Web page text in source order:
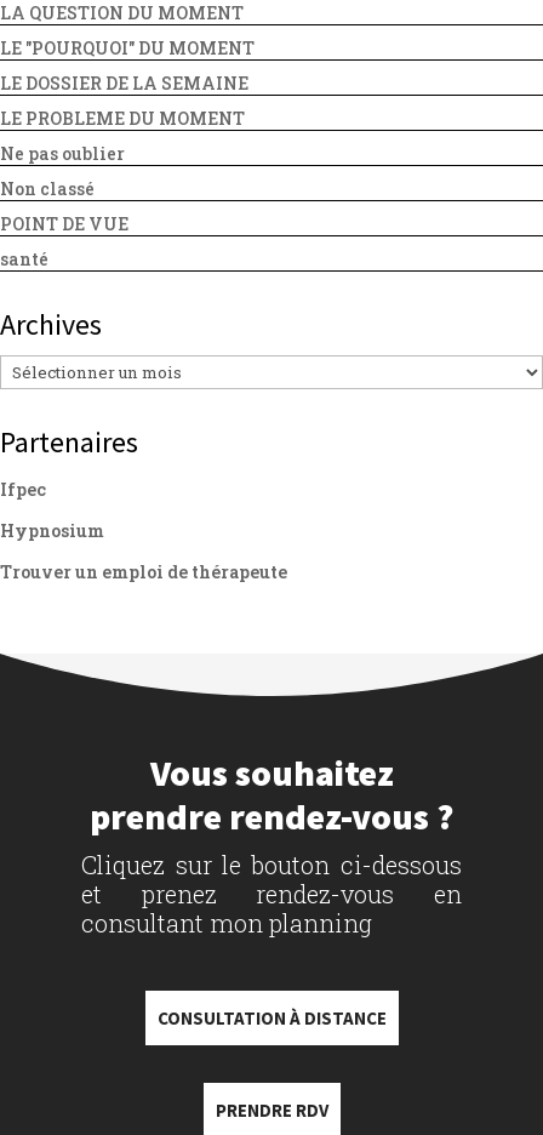
LA QUESTION DU MOMENT
LE "POURQUOI" DU MOMENT
LE DOSSIER DE LA SEMAINE
LE PROBLEME DU MOMENT
Ne pas oublier
Non classé
POINT DE VUE
santé
Archives
Archives
Partenaires
Ifpec
Hypnosium
Trouver un emploi de thérapeute
Vous souhaitez
prendre rendez-vous ?
Cliquez sur le bouton ci-dessous
et prenez rendez-vous en
consultant mon planning
CONSULTATION À DISTANCE
PRENDRE RDV